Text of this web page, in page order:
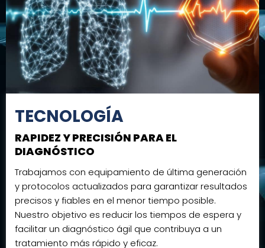
TECNOLOGÍA
RAPIDEZ Y PRECISIÓN PARA EL
DIAGNÓSTICO
Trabajamos con equipamiento de última generación
y protocolos actualizados para garantizar resultados
precisos y fiables en el menor tiempo posible.
Nuestro objetivo es reducir los tiempos de espera y
facilitar un diagnóstico ágil que contribuya a un
tratamiento más rápido y eficaz.